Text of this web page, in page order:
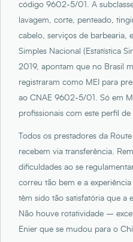
código 9602-5/01. A
lavagem, corte, penteado,
cabelo, serviços de barbearia,
Simples Nacional (Estatística
2019, apontam que no Brasil
registraram como MEI para
ao CNAE 9602-5/01. Só em
profissionais com este perfil de
Todos os prestadores da
recebem via transferência.
dificuldades ao se
correu tão bem e a
têm sido tão satisfatória que a
Não houve rotatividade –
Enier que se mudou para o